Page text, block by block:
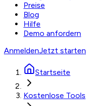
Preise
Blog
Hilfe
Demo anfordern
AnmeldenJetzt starten
Startseite
Kostenlose Tools